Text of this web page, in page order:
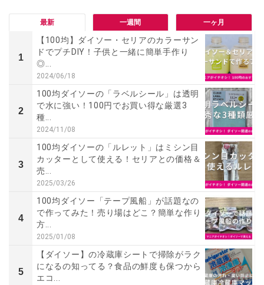
最新 一週間 一ヶ月
1
【100均】ダイソー・セリアのカラーサン
ドでプチDIY！子供と一緒に簡単手作り
◎...
2024/06/18
2
100均ダイソーの「ラベルシール」は透明
で水に強い！100円でお買い得な厳選3
種...
2024/11/08
3
100均ダイソーの「ルレット」はミシン目
カッターとして使える！セリアとの価格＆
売...
2025/03/26
4
100均ダイソー「テープ風船」が話題なの
で作ってみた！売り場はどこ？簡単な作り
方...
2025/01/08
5
【ダイソー】の冷蔵庫シートで掃除がラク
になるの知ってる？食品の鮮度も保つから
エコ...